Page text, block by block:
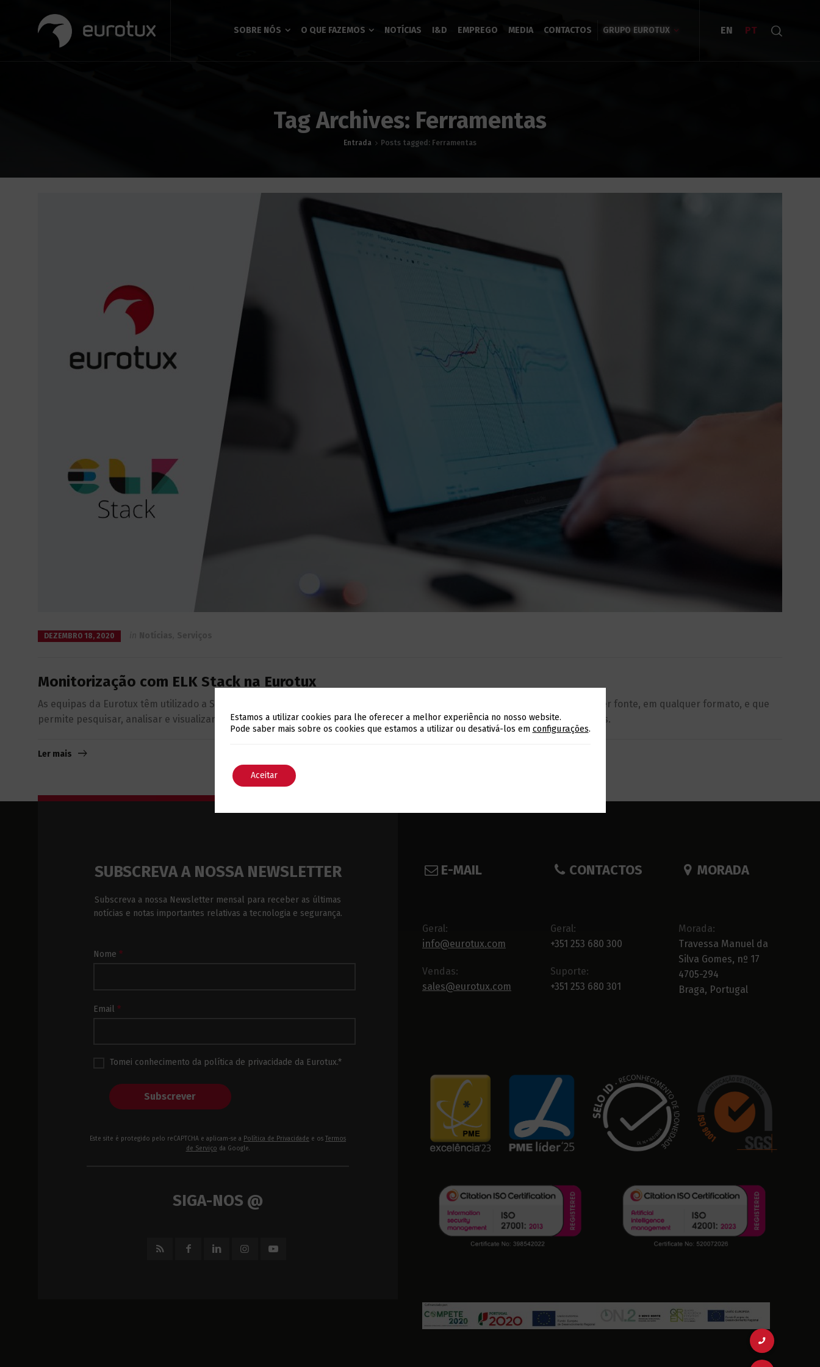
SOBRE NÓS O QUE FAZEMOS NOTÍCIAS I&D EMPREGO MEDIA CONTACTOS GRUPO EUROTUX EN PT
Tag Archives: Ferramentas
Entrada Posts tagged: Ferramentas
DEZEMBRO 18, 2020
Monitorização com ELK Stack na Eurotux
As equipas da Eurotux têm utilizado a Stack ELK com excelentes resultados para a análise e correlação de registos de qualquer fonte, em qualquer formato, e que
permite pesquisar, analisar e visualizar dados em tempo real, sendo uma excelente alternativa a algumas soluções comerciais.
Ler mais
SUBSCREVA A NOSSA NEWSLETTER
Subscreva a nossa Newsletter mensal para receber as últimas
notícias e notas importantes relativas a tecnologia e segurança.
Subscrição
Nome *
Email *
Tomei conhecimento da política de privacidade da Eurotux.*
Subscrever
Este site é protegido pelo reCAPTCHA e aplicam-se a Política de Privacidade e os Termos
de Serviço da Google.
SIGA-NOS @
E-MAIL
Geral:
info@eurotux.com
Vendas:
sales@eurotux.com
CONTACTOS
Geral:
+351 253 680 300
Suporte:
+351 253 680 301
MORADA
Morada:
Travessa Manuel da
Silva Gomes, nº 17
4705-294
Braga, Portugal
Alterar a Língua
Estamos a utilizar cookies para lhe oferecer a melhor experiência no nosso website.
Pode saber mais sobre os cookies que estamos a utilizar ou desativá-los em configurações.
Aceitar